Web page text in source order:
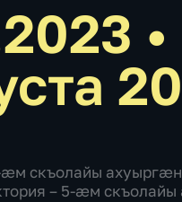
•
скъолайы
– 5-æм скъолайы